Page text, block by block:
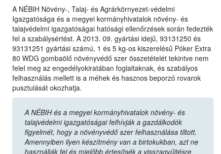
A NÉBIH Növény-, Talaj- és Agrárkörnyezet-védelmi
Igazgatósága és a megyei kormányhivatalok növény- és
talajvédelmi igazgatóságai hatósági ellenőrzések során fedezték
fel a szabálysértést. A 2013. 09. gyártási idejű, 93131250 és
93131251 gyártási számú, 1 és 5 kg-os kiszerelésű Póker Extra
80 WDG gombaölő növényvédő szer összetételét tekintve nem
felel meg az engedélyokiratában foglaltaknak, és szabályos
felhasználás mellett is a méhek és hasznos beporzó rovarok
pusztulását okozhatja.
A NÉBIH és a megyei kormányhivatalok növény- és
talajvédelmi igazgatóságai felhívják a gazdálkodók
figyelmét, hogy a növényvédő szer felhasználása tiltott.
Amennyiben ilyen készítmény van a birtokukban, azt ne
használják fel és mielőbb értesítsék a visszagyűjtésre